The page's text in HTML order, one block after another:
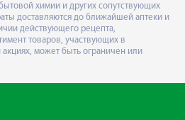
химии и других сопутствующих
доставляются до ближайшей аптеки и
действующего рецепта,
товаров, участвующих в
может быть ограничен или